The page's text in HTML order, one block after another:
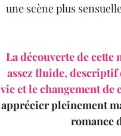
une scène plus
La découverte de cette
assez fluide, descriptif
vie et le changement de
apprécier pleinement
romance